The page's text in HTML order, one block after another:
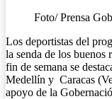
Foto/ Prensa
Los deportistas del
la senda de los buenos
fin de semana se
Medellín y Caracas
apoyo de la